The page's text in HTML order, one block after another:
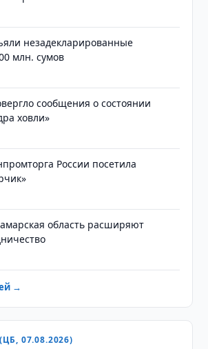
незадекларированные
млн. сумов
сообщения о состоянии
ховли»
России посетила
область расширяют
→
07.08.2026)